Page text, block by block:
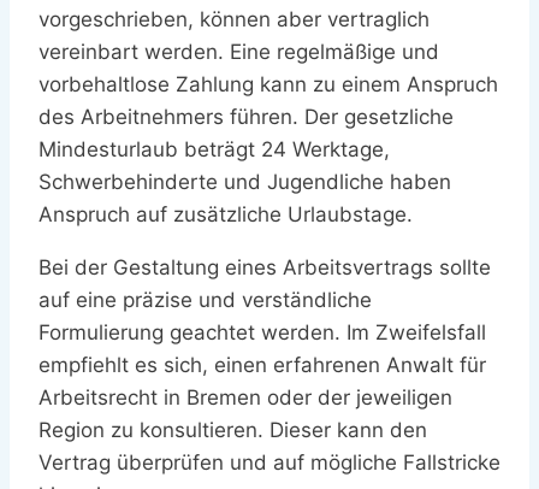
vorgeschrieben, können aber vertraglich
vereinbart werden. Eine regelmäßige und
vorbehaltlose Zahlung kann zu einem Anspruch
des Arbeitnehmers führen. Der gesetzliche
Mindesturlaub beträgt 24 Werktage,
Schwerbehinderte und Jugendliche haben
Anspruch auf zusätzliche Urlaubstage.
Bei der Gestaltung eines Arbeitsvertrags sollte
auf eine präzise und verständliche
Formulierung geachtet werden. Im Zweifelsfall
empfiehlt es sich, einen erfahrenen Anwalt für
Arbeitsrecht in Bremen oder der jeweiligen
Region zu konsultieren. Dieser kann den
Vertrag überprüfen und auf mögliche Fallstricke